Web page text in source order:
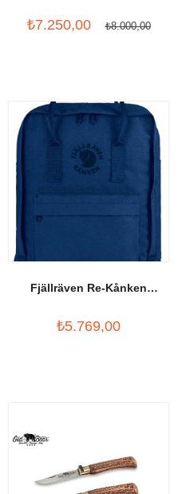
₺7.250,00 ₺8.000,00
Fjällräven Re-Kånken
₺5.769,00